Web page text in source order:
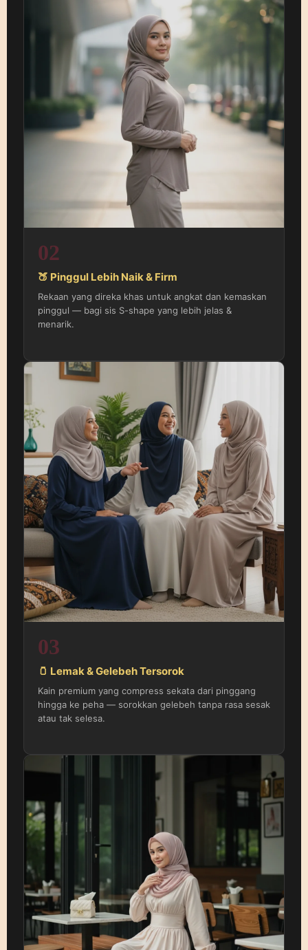
02
🍑 Pinggul Lebih Naik & Firm
Rekaan yang direka khas untuk angkat dan kemaskan
pinggul — bagi sis S-shape yang lebih jelas &
menarik.
03
🫙 Lemak & Gelebeh Tersorok
Kain premium yang compress sekata dari pinggang
hingga ke peha — sorokkan gelebeh tanpa rasa sesak
atau tak selesa.